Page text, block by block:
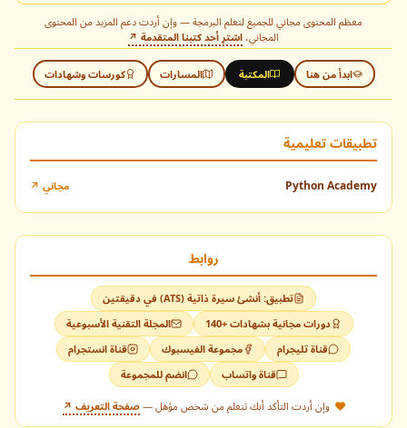
إيقاف مؤقت
هل لديك تحدي برمجـي؟ اطرح سؤالك هنا وسأقوم بالرد عليه في
مقال قادم.
افتح كافة المحتويات مجاناً
اختر إحدى الطرق التالية لفتح المقالات والكتب والدروس المقفلة:
الدورات المجانية
انضم لقنواتنا للحصول على أحدث الدورات المجانية فور توفرها.
معظم المحتوى مجاني للجميع لتعلم البرمجة — وإن أردت دعم المزيد من المحتوى
المجاني، اشترِ أحد كتبنا المتقدمة ↗
ابدأ من هنا المكتبة المسارات كورسات وشهادات
تطبيقات تعليمية
Python Academy مجاني ↗
روابط
تطبيق: أنشئ سيرة ذاتية (ATS) في دقيقتين
دورات مجانية بشهادات +140
المجلة التقنية الأسبوعية
قناة تليجرام
مجموعة الفيسبوك
قناة انستجرام
قناة واتساب
انضم للمجموعة
وإن أردت التأكد أنك تتعلم من شخص مؤهل —صفحة التعريف ↗